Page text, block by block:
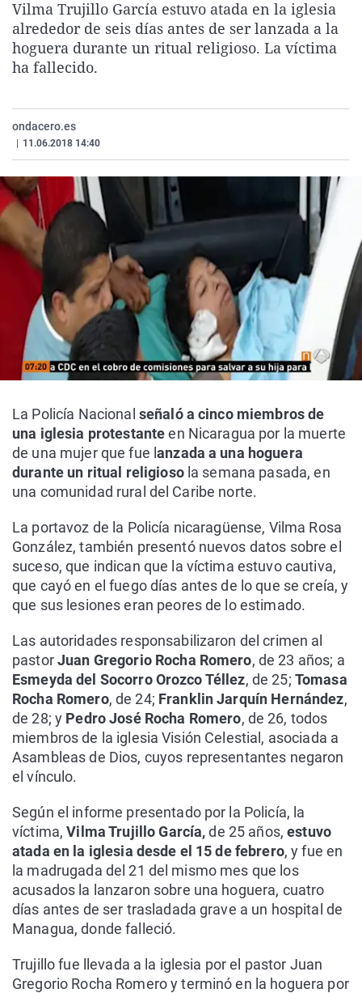
La rosa de los vientos
Gente viajera
Caso
Retornados
Extremadura
Galicia
Virales
Televisión
Vilma Trujillo García estuvo atada en la iglesia
alrededor de seis días antes de ser lanzada a la
hoguera durante un ritual religioso. La víctima
ha fallecido.
ondacero.es
11.06.2018 14:40
La Policía Nacional señaló a cinco miembros de
una iglesia protestanteen Nicaragua por la muerte
de una mujer que fue lanzada a una hoguera
durante un ritual religiosola semana pasada, en
una comunidad rural del Caribe norte.
La portavoz de la Policía nicaragüense, Vilma Rosa
González, también presentó nuevos datos sobre el
suceso, que indican que la víctima estuvo cautiva,
que cayó en el fuego días antes de lo que se creía, y
que sus lesiones eran peores de lo estimado.
Las autoridades responsabilizaron del crimen al
pastorJuan Gregorio Rocha Romero, de 23 años; a
Esmeyda del Socorro Orozco Téllez, de 25; Tomasa
Rocha Romero, de 24; Franklin Jarquín Hernández,
de 28; y Pedro José Rocha Romero, de 26, todos
miembros de la iglesia Visión Celestial, asociada a
Asambleas de Dios, cuyos representantes negaron
el vínculo.
Según el informe presentado por la Policía, la
víctima,Vilma Trujillo García,de 25 años,estuvo
atada en la iglesia desde el 15 de febrero, y fue en
la madrugada del 21 del mismo mes que los
acusados la lanzaron sobre una hoguera, cuatro
días antes de ser trasladada grave a un hospital de
Managua, donde falleció.
Trujillo fue llevada a la iglesia por el pastor Juan
Gregorio Rocha Romero y terminó en la hoguera por